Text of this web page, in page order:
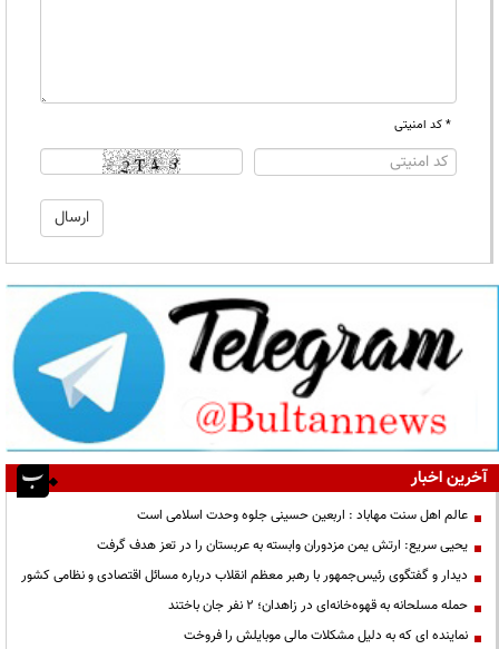
* کد امنیتی
آخرین اخبار
عالم اهل سنت مهاباد : اربعین حسینی جلوه وحدت اسلامی است
یحیی سریع: ارتش یمن مزدوران وابسته به عربستان را در تعز هدف گرفت
دیدار و گفتگوی رئیس‌جمهور با رهبر معظم انقلاب درباره مسائل اقتصادی و نظامی کشور
حمله مسلحانه به قهوه‌خانه‌ای در زاهدان؛ ۲ نفر جان باختند
نماینده ای که به دلیل مشکلات مالی موبایلش را فروخت